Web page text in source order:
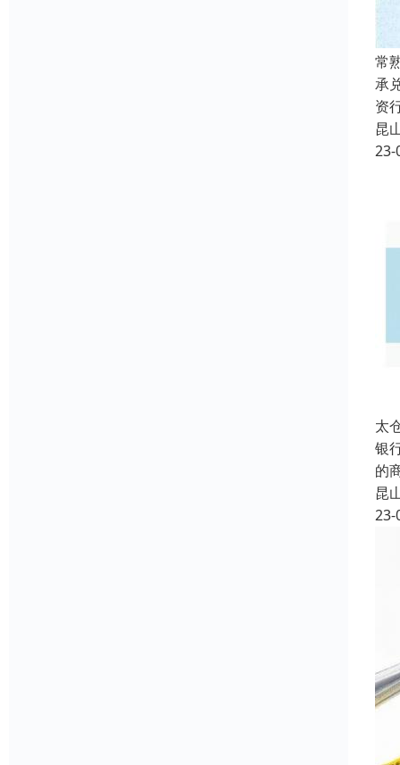
常
承
资
昆
23-
太
银
的
昆
23-